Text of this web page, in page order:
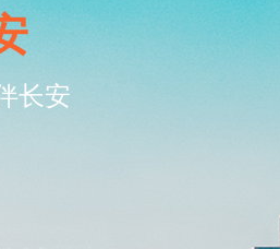
公众责任保险
非车险投保预约
意健险理赔指引
新闻资讯
长安